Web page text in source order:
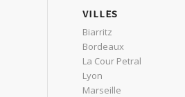
VILLES
Biarritz
Bordeaux
La Cour Petral
Lyon
Marseille